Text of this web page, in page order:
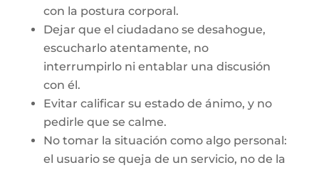
con la postura corporal.
Dejar que el ciudadano se desahogue,
escucharlo atentamente, no
interrumpirlo ni entablar una discusión
con él.
Evitar calificar su estado de ánimo, y no
pedirle que se calme.
No tomar la situación como algo personal:
el usuario se queja de un servicio, no de la